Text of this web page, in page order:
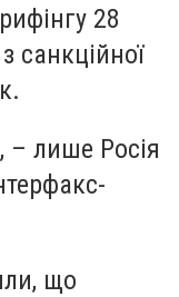
28
санкційної
– лише Росія
що